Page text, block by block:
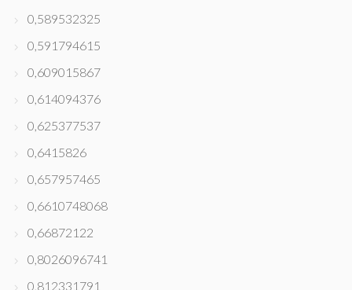
0,589532325
0,591794615
0,609015867
0,614094376
0,625377537
0,6415826
0,657957465
0,6610748068
0,66872122
0,8026096741
0,812331791